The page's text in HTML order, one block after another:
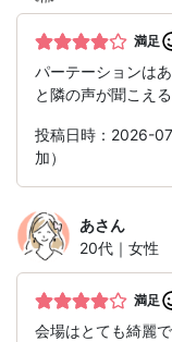
満足
パーテーションは
と隣の声が聞こえ
投稿日時：2026-
加）
あさん
20代｜女性
満足
会場はとても綺麗